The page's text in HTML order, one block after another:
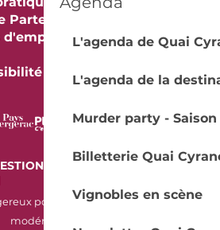
L'agenda de Quai
L'agenda de la
Murder party - Saison
Billetterie Quai
Vignobles en scène
Partenaires
d'emploi & stage
DES COOKIES
AUDIT
pour la santé. À consommer avec
modération.